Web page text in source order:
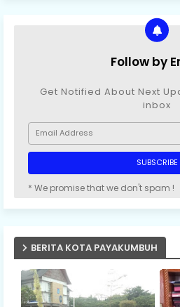
Follow by
Get Notified About Next
inbox
* We promise that we don't spam !
BERITA KOTA PAYAKUMBUH